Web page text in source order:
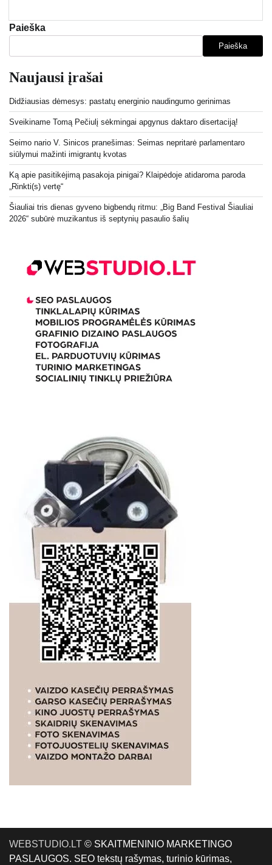
Paieška
Paieška
Naujausi įrašai
Didžiausias dėmesys: pastatų energinio naudingumo gerinimas
Sveikiname Tomą Pečiulį sėkmingai apgynus daktaro disertaciją!
Seimo nario V. Sinicos pranešimas: Seimas nepritarė parlamentaro
siūlymui mažinti imigrantų kvotas
Ką apie pasitikėjimą pasakoja pinigai? Klaipėdoje atidaroma paroda
„Rinkti(s) vertę“
Šiauliai tris dienas gyveno bigbendų ritmu: „Big Band Festival Šiauliai
2026“ subūrė muzikantus iš septynių pasaulio šalių
WEBSTUDIO.LT © SKAITMENINIO MARKETINGO
PASLAUGOS. SEO tekstų rašymas, turinio kūrimas,